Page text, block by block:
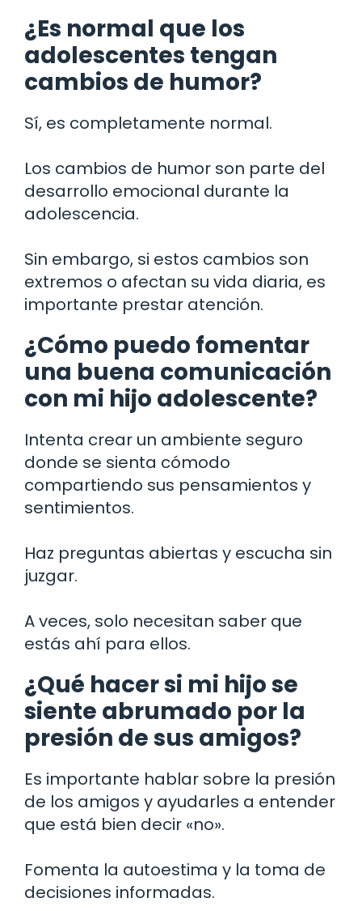
¿Es normal que los
adolescentes tengan
cambios de humor?
Sí, es completamente normal.
Los cambios de humor son parte del
desarrollo emocional durante la
adolescencia.
Sin embargo, si estos cambios son
extremos o afectan su vida diaria, es
importante prestar atención.
¿Cómo puedo fomentar
una buena comunicación
con mi hijo adolescente?
Intenta crear un ambiente seguro
donde se sienta cómodo
compartiendo sus pensamientos y
sentimientos.
Haz preguntas abiertas y escucha sin
juzgar.
A veces, solo necesitan saber que
estás ahí para ellos.
¿Qué hacer si mi hijo se
siente abrumado por la
presión de sus amigos?
Es importante hablar sobre la presión
de los amigos y ayudarles a entender
que está bien decir «no».
Fomenta la autoestima y la toma de
decisiones informadas.